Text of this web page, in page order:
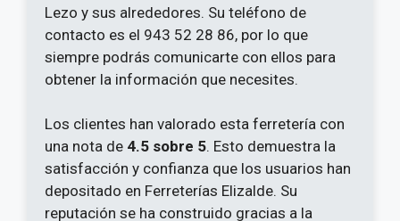
Lezo y sus alrededores. Su teléfono de
contacto es el 943 52 28 86, por lo que
siempre podrás comunicarte con ellos para
obtener la información que necesites.
Los clientes han valorado esta ferretería con
una nota de 4.5 sobre 5. Esto demuestra la
satisfacción y confianza que los usuarios han
depositado en Ferreterías Elizalde. Su
reputación se ha construido gracias a la